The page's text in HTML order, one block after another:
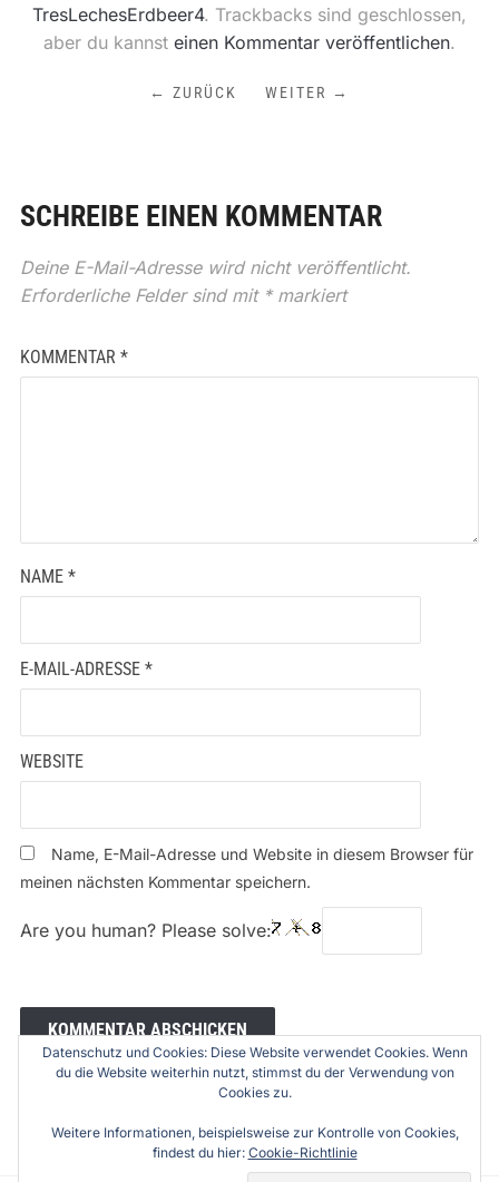
TresLechesErdbeer4. Trackbacks sind geschlossen,
aber du kannst einen Kommentar veröffentlichen.
← ZURÜCK WEITER →
SCHREIBE EINEN KOMMENTAR
Deine E-Mail-Adresse wird nicht veröffentlicht.
Erforderliche Felder sind mit *markiert
KOMMENTAR *
NAME *
E-MAIL-ADRESSE *
WEBSITE
Name, E-Mail-Adresse und Website in diesem Browser für
meinen nächsten Kommentar speichern.
Are you human? Please solve:
Datenschutz und Cookies: Diese Website verwendet Cookies. Wenn
du die Website weiterhin nutzt, stimmst du der Verwendung von
Cookies zu.
Weitere Informationen, beispielsweise zur Kontrolle von Cookies,
findest du hier: Cookie-Richtlinie